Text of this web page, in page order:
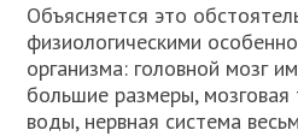
Объясняется это
физиологическими
организма: головной мозг
большие размеры,
воды, нервная система